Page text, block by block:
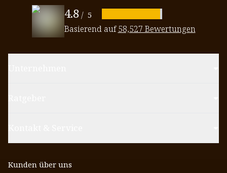
4.8 / 5
Basierend auf58,527 Bewertungen
Kunden über uns